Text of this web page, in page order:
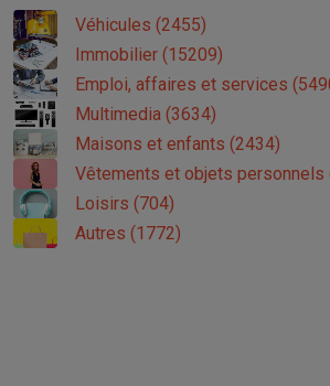
Véhicules (2455)
Immobilier (15209)
Emploi, affaires et services
Multimedia (3634)
Maisons et enfants (2434)
Vêtements et objets personnels
Loisirs (704)
Autres (1772)